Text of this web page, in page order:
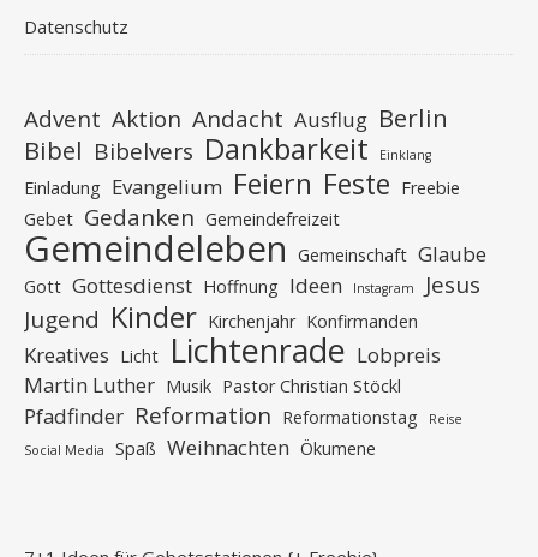
Datenschutz
Advent Aktion Andacht Ausflug Berlin
Bibel Bibelvers Dankbarkeit Einklang
Einladung Evangelium Feiern Feste Freebie
Gebet Gedanken Gemeindefreizeit
Gemeindeleben Gemeinschaft Glaube
Gott Gottesdienst Hoffnung Ideen Instagram
Jesus
Jugend Kinder Kirchenjahr Konfirmanden
Kreatives Licht Lichtenrade Lobpreis
Martin Luther Musik Pastor Christian Stöckl
Pfadfinder Reformation Reformationstag
Reise
Social Media
Spaß Weihnachten Ökumene